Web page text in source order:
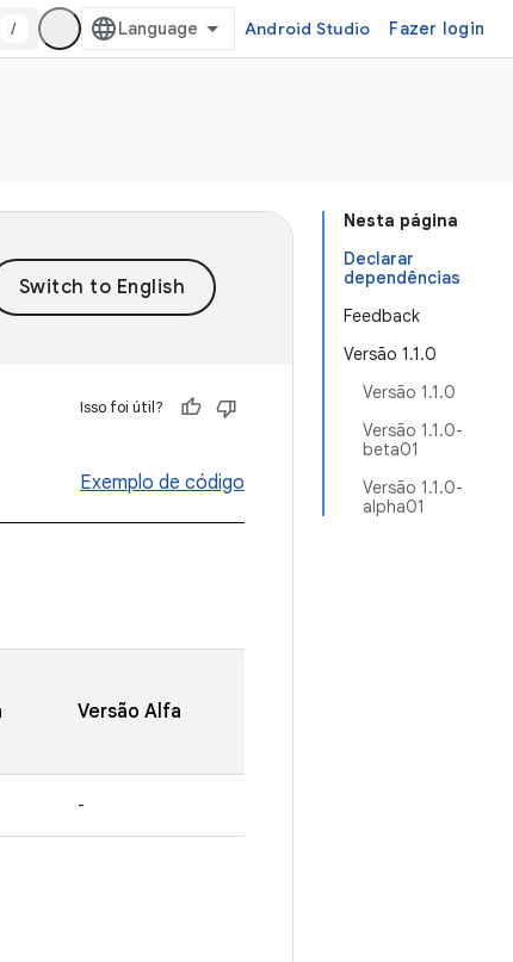
/ Android Studio Fazer login
Nesta página
Declarar
dependências
Feedback
Versão 1.1.0
Versão 1.1.0
Versão 1.1.0-
beta01
Versão 1.1.0-
alpha01
Isso foi útil?
Exemplo de código
Versão Alfa
-